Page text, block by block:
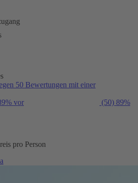
50 Bewertungen mit einer
vor (50) 89%
pro Person